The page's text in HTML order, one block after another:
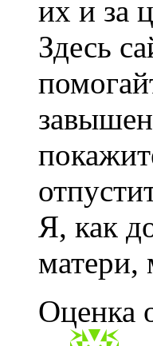
их и за
Здесь
Я, как
матери,
Оценка